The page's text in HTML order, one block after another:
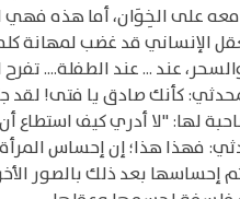
على الخِوَان، أما هذه فهي
الإنساني قد غضب لمهانة
عند ... عند الطفلة....
كأنك صادق يا فتى! لقد
لها: "لا أدري كيف استطاع
فهذا هذا؛ إن إحساس المرأة
إحساسها بعد ذلك بالصور